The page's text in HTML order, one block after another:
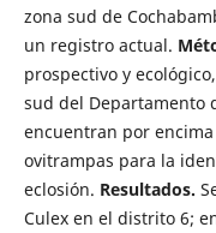
zona sud de
un registro actual.
prospectivo y
sud del Departamento
encuentran por
ovitrampas para la
eclosión. Resultados.
Culex en el distrito 6;